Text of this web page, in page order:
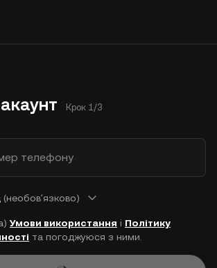
Крок 1/3
телефону
Умови використання і Політику
та погоджуюся з ними.